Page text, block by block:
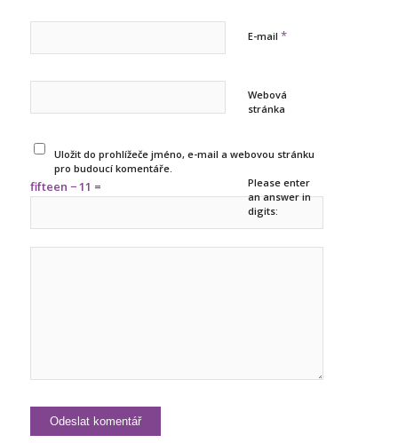
E-mail *
Webová
stránka
Uložit do prohlížeče jméno, e-mail a webovou stránku
pro budoucí komentáře.
Please enter
an answer in
digits:
fifteen − 11 =